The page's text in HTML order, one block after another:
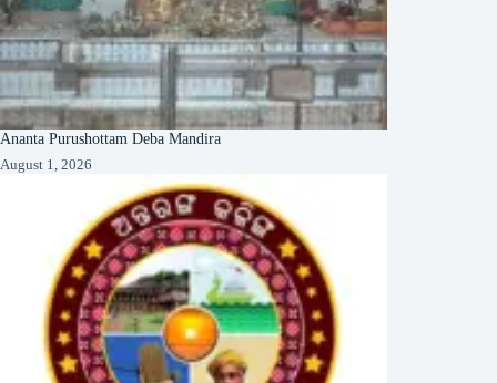
Ananta Purushottam Deba Mandira
August 1, 2026